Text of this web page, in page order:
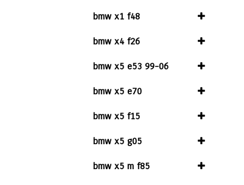
bmw x1 f48
bmw x4 f26
bmw x5 e53 99-06
bmw x5 e70
bmw x5 f15
bmw x5 g05
bmw x5 m f85